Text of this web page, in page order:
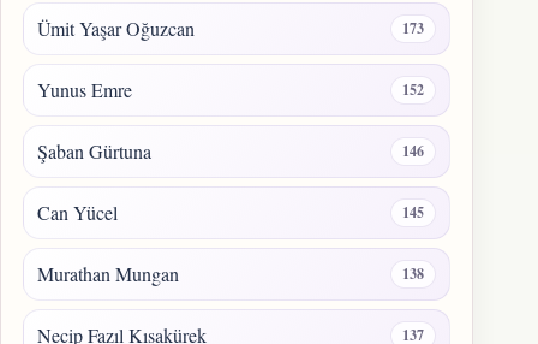
Ümit Yaşar Oğuzcan 173
Yunus Emre 152
Şaban Gürtuna 146
Can Yücel 145
Murathan Mungan 138
Necip Fazıl Kısakürek 137